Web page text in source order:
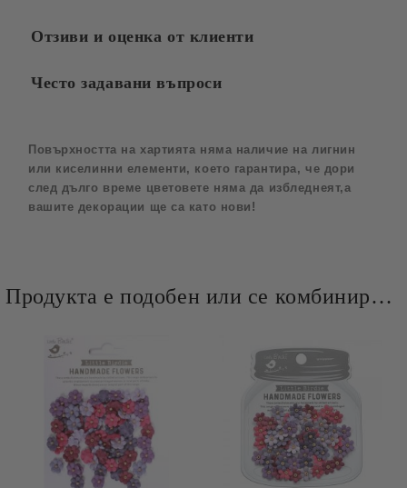
Отзиви и оценка от клиенти
Често задавани въпроси
Повърхността на хартията няма наличие на лигнин
или киселинни елементи, което гарантира, че дори
след дълго време цветовете няма да избледнеят,a
вашите декорации ще са като нови!
Продукта е подобен или се комбинира добре и със следните продукти :